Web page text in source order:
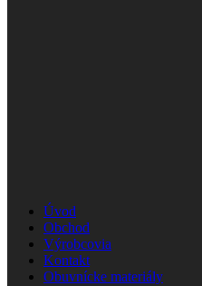
Úvod
Obchod
Výrobcovia
Kontakt
Obuvnícke materiály